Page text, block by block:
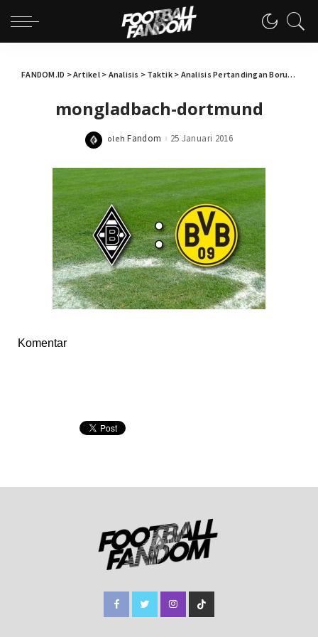
FANDOM.ID >Artikel> Analisis > Taktik> Analisis Pertandingan Borussia Monchengladbach 1-3 Borussia Dortmund: Rencana B
mongladbach-dortmund
Posted
oleh Fandom 25 Januari 2016
Komentar